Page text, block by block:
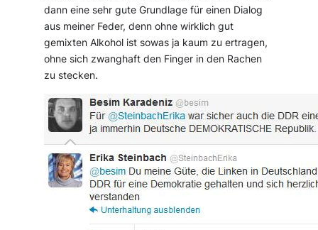
dann eine sehr gute Grundlage für einen Dialog
aus meiner Feder, denn ohne wirklich gut
gemixten Alkohol ist sowas ja kaum zu ertragen,
ohne sich zwanghaft den Finger in den Rachen
zu stecken.